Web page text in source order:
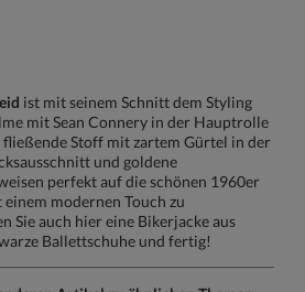
ist mit seinem Schnitt dem Styling
mit Sean Connery in der Hauptrolle
fließende Stoff mit zartem Gürtel in der
und goldene
perfekt auf die schönen 1960er
einem modernen Touch zu
Sie auch hier eine Bikerjacke aus
Ballettschuhe und fertig!